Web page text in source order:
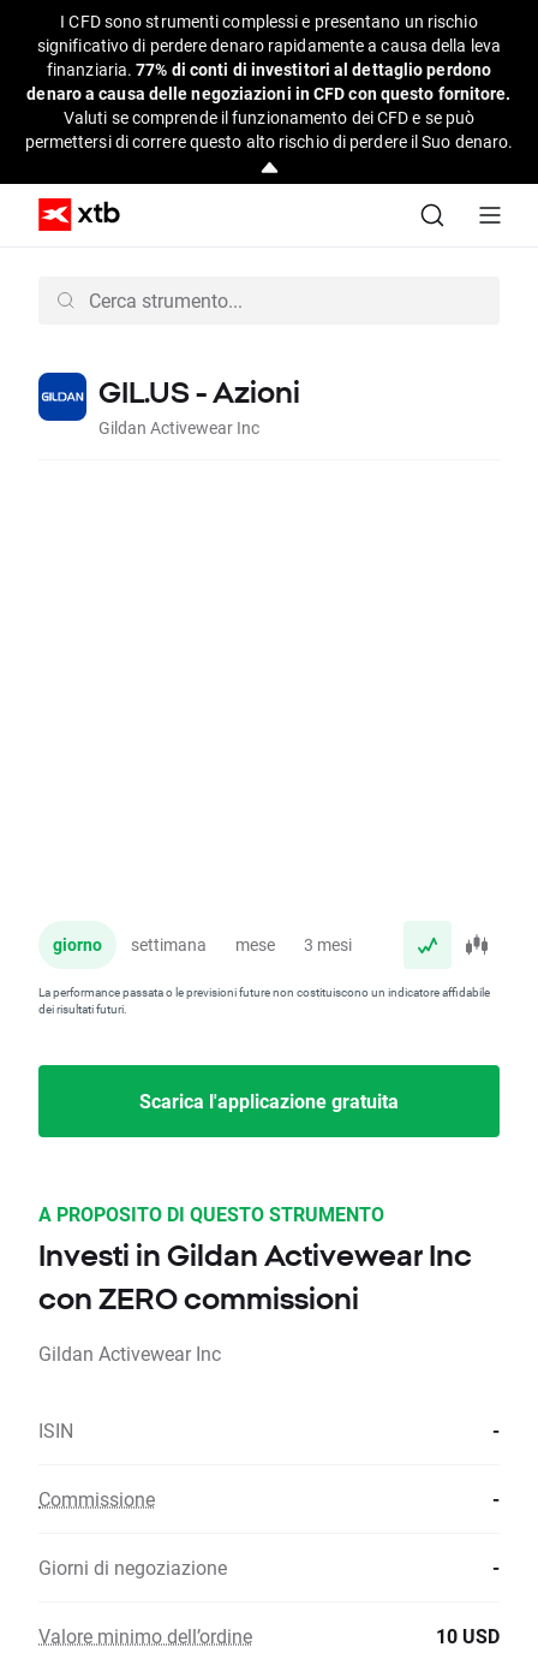
I CFD sono strumenti complessi e presentano un rischio
significativo di perdere denaro rapidamente a causa della leva
finanziaria.77% di conti di investitori al dettaglio perdono
denaro a causa delle negoziazioni in CFD con questo fornitore.
Valuti se comprende il funzionamento dei CFD e se può
permettersi di correre questo alto rischio di perdere il Suo denaro.
GIL.US - Azioni
Gildan Activewear Inc
giorno settimana mese 3 mesi anno
La performance passata o le previsioni future non costituiscono un indicatore affidabile
dei risultati futuri.
Scarica l'applicazione gratuita
A PROPOSITO DI QUESTO STRUMENTO
Investi in Gildan Activewear Inc
con ZERO commissioni
Gildan Activewear Inc
ISIN -
Commissione -
Giorni di negoziazione -
Valore minimo dell’ordine 10 USD